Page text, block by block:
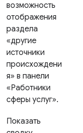
возможность
отображения
раздела
«другие
источники
происхождени
я» в панели
«Работники
сферы услуг».
Показать